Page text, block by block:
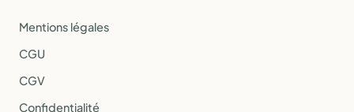
Mentions légales
CGU
CGV
Confidentialité